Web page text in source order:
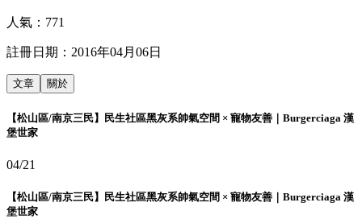
人氣： 771
註冊日期： 2016年04月06日
文章 關於
【松山區/南京三民】民生社區黑灰系帥氣空間 × 寵物友善｜Burgerciaga 漢
堡世家
04/21
【松山區/南京三民】民生社區黑灰系帥氣空間 × 寵物友善｜Burgerciaga 漢
堡世家